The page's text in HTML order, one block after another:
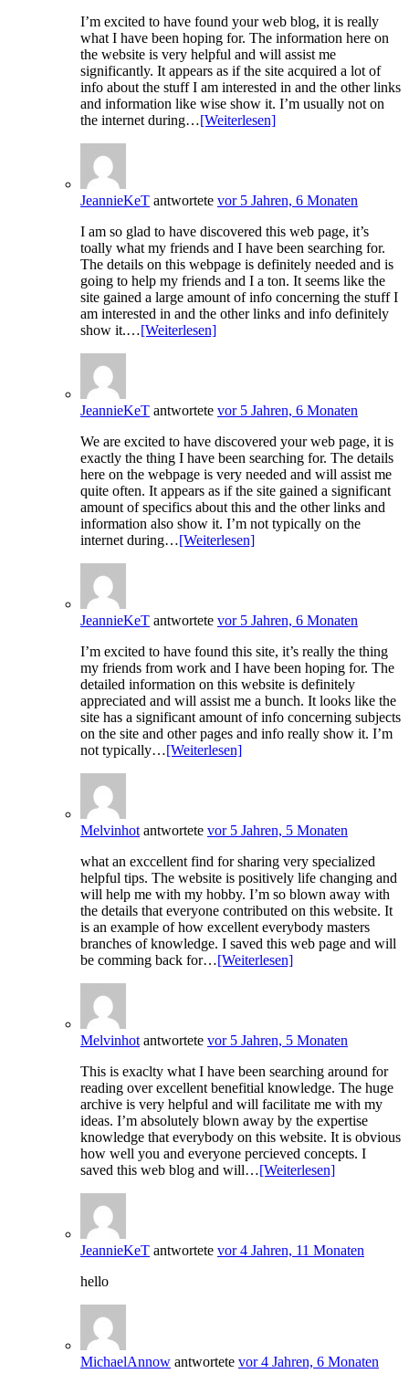
I’m excited to have found your web blog, it is really
what I have been hoping for. The information here on
the website is very helpful and will assist me
significantly. It appears as if the site acquired a lot of
info about the stuff I am interested in and the other links
and information like wise show it. I’m usually not on
the internet during…[Weiterlesen]
JeannieKeT antwortete vor 5 Jahren, 6 Monaten
I am so glad to have discovered this web page, it’s
toally what my friends and I have been searching for.
The details on this webpage is definitely needed and is
going to help my friends and I a ton. It seems like the
site gained a large amount of info concerning the stuff I
am interested in and the other links and info definitely
show it.…[Weiterlesen]
JeannieKeT antwortete vor 5 Jahren, 6 Monaten
We are excited to have discovered your web page, it is
exactly the thing I have been searching for. The details
here on the webpage is very needed and will assist me
quite often. It appears as if the site gained a significant
amount of specifics about this and the other links and
information also show it. I’m not typically on the
internet during…[Weiterlesen]
JeannieKeT antwortete vor 5 Jahren, 6 Monaten
I’m excited to have found this site, it’s really the thing
my friends from work and I have been hoping for. The
detailed information on this website is definitely
appreciated and will assist me a bunch. It looks like the
site has a significant amount of info concerning subjects
on the site and other pages and info really show it. I’m
not typically…[Weiterlesen]
Melvinhotantwortete vor 5 Jahren, 5 Monaten
what an exccellent find for sharing very specialized
helpful tips. The website is positively life changing and
will help me with my hobby. I’m so blown away with
the details that everyone contributed on this website. It
is an example of how excellent everybody masters
branches of knowledge. I saved this web page and will
be comming back for…[Weiterlesen]
Melvinhotantwortete vor 5 Jahren, 5 Monaten
This is exaclty what I have been searching around for
reading over excellent benefitial knowledge. The huge
archive is very helpful and will facilitate me with my
ideas. I’m absolutely blown away by the expertise
knowledge that everybody on this website. It is obvious
how well you and everyone percieved concepts. I
saved this web blog and will…[Weiterlesen]
JeannieKeT antwortete vor 4 Jahren, 11 Monaten
hello
MichaelAnnow antwortete vor 4 Jahren, 6 Monaten